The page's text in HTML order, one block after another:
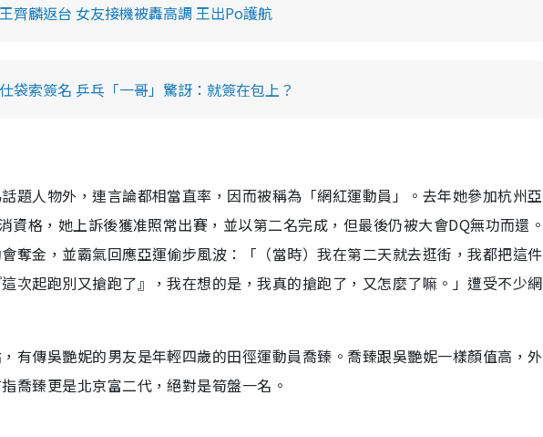
齊麟返台 女友接機被轟高調 王出Po護航
袋索簽名 乒乓「一哥」驚訝：就簽在包上？
題人物外，連言論都相當直率，因而被稱為「網紅運動員」。去年她參加杭州亞
資格，她上訴後獲准照常出賽，並以第二名完成，但最後仍被大會DQ無功而還。
奪金，並霸氣回應亞運偷步風波：「（當時）我在第二天就去逛街，我都把這件
次起跑別又搶跑了』，我在想的是，我真的搶跑了，又怎麼了嘛。」遭受不少網
有傳吳艷妮的男友是年輕四歲的田徑運動員喬臻。喬臻跟吳艷妮一樣顏值高，外
喬臻更是北京富二代，絕對是筍盤一名。